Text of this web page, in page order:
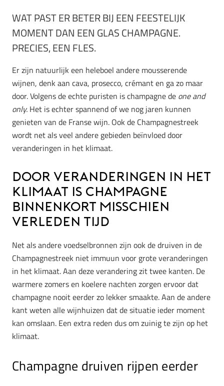
WAT PAST ER BETER BIJ EEN FEESTELIJK
MOMENT DAN EEN GLAS CHAMPAGNE.
PRECIES, EEN FLES.
Er zijn natuurlijk een heleboel andere mousserende
wijnen, denk aan cava, prosecco, crémant en ga zo maar
door. Volgens de echte puristen is champagne de one and
only. Het is echter spannend of we nog jaren kunnen
genieten van de Franse wijn. Ook de Champagnestreek
wordt net als veel andere gebieden beïnvloed door
veranderingen in het klimaat.
Door veranderingen in het
klimaat is champagne
binnenkort misschien
verleden tijd
Net als andere voedselbronnen zijn ook de druiven in de
Champagnestreek niet immuun voor grote veranderingen
in het klimaat. Aan deze verandering zit twee kanten. De
warmere zomers en koelere nachten zorgen ervoor dat
champagne nooit eerder zo lekker smaakte. Aan de andere
kant weten alle wijnhuizen dat de situatie ieder moment
kan omslaan. Een extra reden dus om zuinig te zijn op het
klimaat.
Champagne druiven rijpen eerder